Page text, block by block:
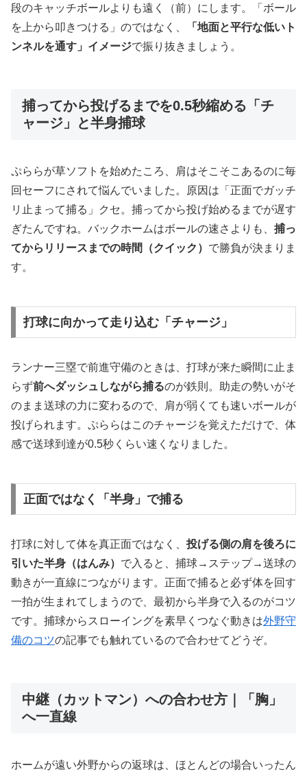
段のキャッチボールよりも遠く（前）にします。「ボール
を上から叩きつける」のではなく、
「地面と平行な低いト
ンネルを通す」イメージで振り抜きましょう。
捕ってから投げるまでを0.5秒縮める「チ
ャージ」と半身捕球
ぷららが草ソフトを始めたころ、肩はそこそこあるのに毎
回セーフにされて悩んでいました。原因は「正面でガッチ
リ止まって捕る」クセ。捕ってから投げ始めるまでが遅す
ぎたんですね。バックホームはボールの速さよりも、 捕っ
てからリリースまでの時間（クイック） で勝負が決まりま
す。
打球に向かって走り込む「チャージ」
ランナー三塁で前進守備のときは、打球が来た瞬間に止ま
らず前へダッシュしながら捕るのが鉄則。助走の勢いがそ
のまま送球の力に変わるので、肩が弱くても速いボールが
投げられます。ぷららはこのチャージを覚えただけで、体
感で送球到達が0.5秒くらい速くなりました。
正面ではなく「半身」で捕る
打球に対して体を真正面ではなく、 投げる側の肩を後ろに
引いた半身（はんみ） で入ると、捕球→ステップ→送球の
動きが一直線につながります。正面で捕ると必ず体を回す
一拍が生まれてしまうので、最初から半身で入るのがコツ
です。捕球からスローイングを素早くつなぐ動きは外野守
備のコツの記事でも触れているので合わせてどうぞ。
中継（カットマン）への合わせ方｜「胸」
へ一直線
ホームが遠い外野からの返球は、ほとんどの場合いったん